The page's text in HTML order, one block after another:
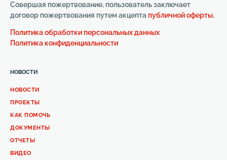
НОВОСТИ
НОВОСТИ
ПРОЕКТЫ
КАК ПОМОЧЬ
ДОКУМЕНТЫ
ОТЧЕТЫ
ВИДЕО
Совершая пожертвование, пользователь заключает
договор пожертвования путем акцепта публичной оферты.
Политика обработки персональных данных
Политика конфиденциальности